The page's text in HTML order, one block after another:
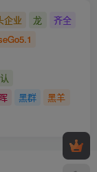
企业 龙
齐全
黑群
黑羊